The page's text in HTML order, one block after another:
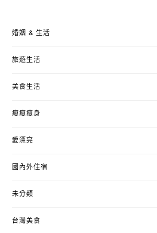
婚姻 & 生活
旅遊生活
美食生活
瘦瘦瘦身
愛漂亮
國內外住宿
未分類
台灣美食